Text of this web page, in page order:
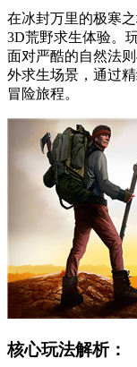
在冰封万里的极寒
3D荒野求生体验。
面对严酷的自然法
外求生场景，通过
冒险旅程。
核心玩法解析：